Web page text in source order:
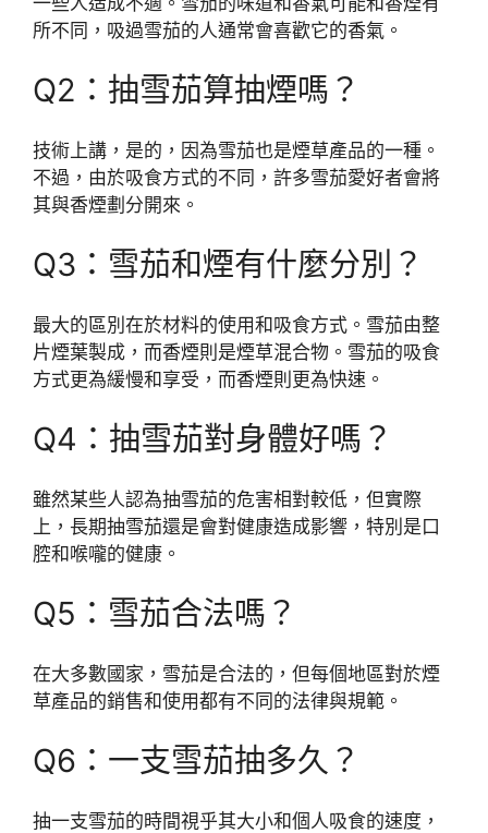
所不同，吸過雪茄的人通常會喜歡它的香氣。
Q2：抽雪茄算抽煙嗎？
技術上講，是的，因為雪茄也是煙草產品的一種。
不過，由於吸食方式的不同，許多雪茄愛好者會將
其與香煙劃分開來。
Q3：雪茄和煙有什麼分別？
最大的區別在於材料的使用和吸食方式。雪茄由整
片煙葉製成，而香煙則是煙草混合物。雪茄的吸食
方式更為緩慢和享受，而香煙則更為快速。
Q4：抽雪茄對身體好嗎？
雖然某些人認為抽雪茄的危害相對較低，但實際
上，長期抽雪茄還是會對健康造成影響，特別是口
腔和喉嚨的健康。
Q5：雪茄合法嗎？
在大多數國家，雪茄是合法的，但每個地區對於煙
草產品的銷售和使用都有不同的法律與規範。
Q6：一支雪茄抽多久？
抽一支雪茄的時間視乎其大小和個人吸食的速度，